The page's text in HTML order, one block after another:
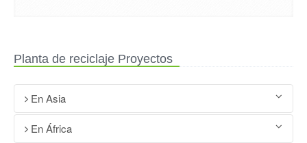
NOTICIAS
Planta de reciclaje Proyectos
En Asia
Instalación exitosa de un equipo de pirólisis de lodos de
En África